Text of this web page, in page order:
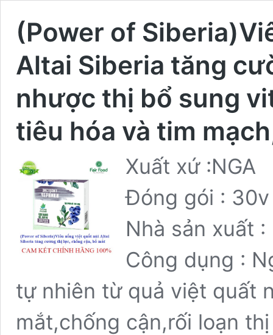
(Power of
Altai Siberia tăng
nhược thị bổ sung
tiêu hóa và tim
Xuất xứ :NGA
Đóng gói :
Nhà sản xuất
Công dụng :
tự nhiên từ quả việt quất
mắt,chống cận,rối loạn